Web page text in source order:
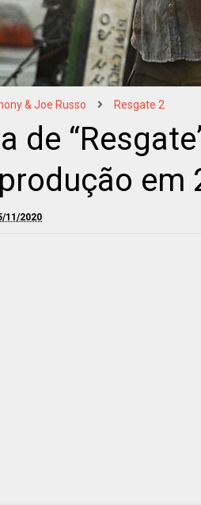
& Joe Russo Resgate 2
de
em
11/2020